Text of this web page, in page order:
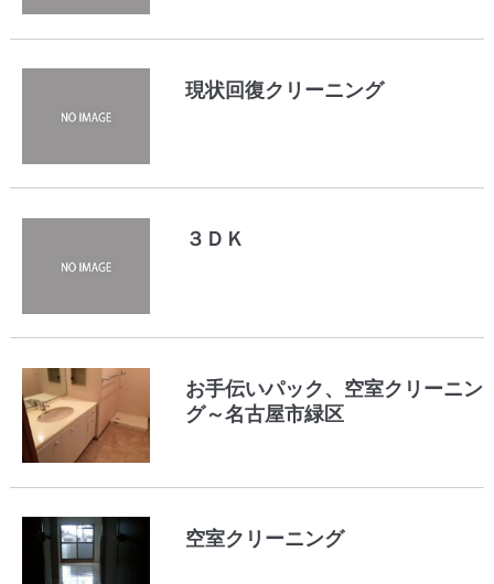
現状回復クリーニング
３ＤＫ
お手伝いパック、空室クリーニン
グ～名古屋市緑区
空室クリーニング